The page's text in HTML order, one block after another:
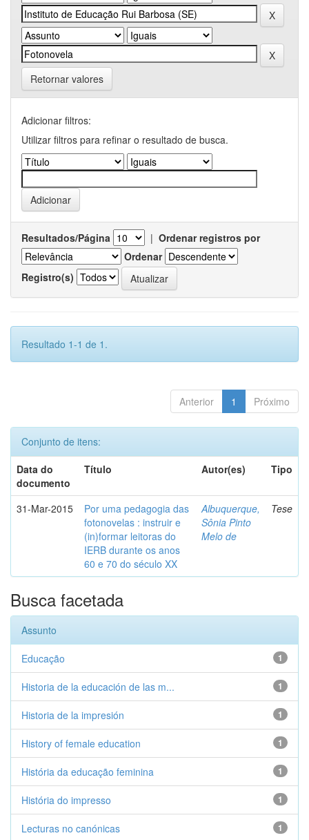
Retornar valores
Adicionar filtros:
Utilizar filtros para refinar o resultado de busca.
Resultados/Página | Ordenar registros por
Ordenar
Registro(s)
Resultado 1-1 de 1.
Anterior 1 Próximo
Conjunto de itens:
Data do
documento
Título Autor(es) Tipo
31-Mar-2015
Por uma pedagogia das
fotonovelas : instruir e
(in)formar leitoras do
IERB durante os anos
60 e 70 do século XX
Albuquerque,
Sônia Pinto
Melo de
Tese
Busca facetada
Assunto
1
Educação
1
Historia de la educación de las m...
1
Historia de la impresión
1
History of female education
1
História da educação feminina
1
História do impresso
1
Lecturas no canónicas